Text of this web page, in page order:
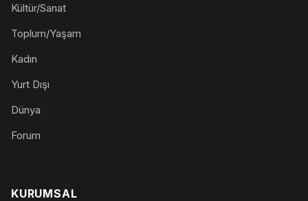
Kültür/Sanat
Toplum/Yaşam
Kadın
Yurt Dışı
Dünya
Forum
KURUMSAL